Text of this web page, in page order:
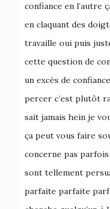
confiance en l’autre
en claquant des
travaille oui puis
cette question de
un excès de
percer c’est plutôt
sait jamais hein je
ça peut vous faire
concerne pas
sont tellement
parfaite parfaite